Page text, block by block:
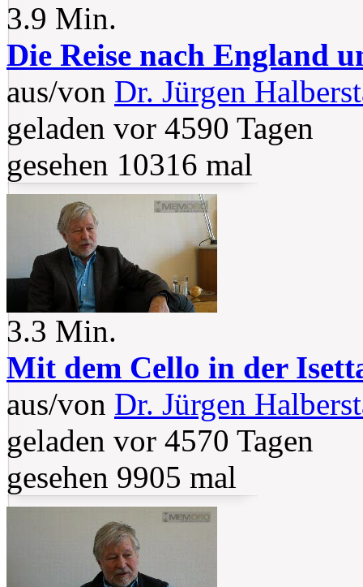
3.9 Min.
Die Reise nach England
aus/von Dr. Jürgen
geladen vor 4590 Tagen
gesehen 10316 mal
3.3 Min.
Mit dem Cello in der
aus/von Dr. Jürgen
geladen vor 4570 Tagen
gesehen 9905 mal